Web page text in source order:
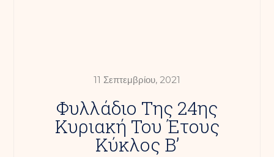
11 Σεπτεμβρίου, 2021
Φυλλάδιο Της 24ης
Κυριακή Του Έτους
Κύκλος Β’